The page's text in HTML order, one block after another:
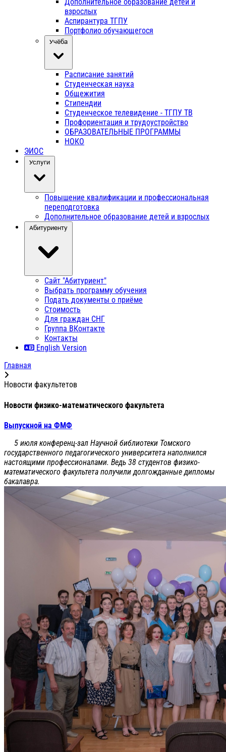
Дополнительное образование детей и
взрослых
Аспирантура ТГПУ
Портфолио обучающегося
Учёба
Расписание занятий
Студенческая наука
Общежития
Стипендии
Студенческое телевидение - ТГПУ ТВ
Профориентация и трудоустройство
ОБРАЗОВАТЕЛЬНЫЕ ПРОГРАММЫ
НОКО
ЭИОС
Услуги
Повышение квалификации и профессиональная
переподготовка
Дополнительное образование детей и взрослых
Абитуриенту
Сайт "Абитуриент"
Выбрать программу обучения
Подать документы о приёме
Стоимость
Для граждан СНГ
Группа ВКонтакте
Контакты
English Version
Главная
Новости факультетов
Новости физико-математического факультета
Выпускной на ФМФ
5 июля конференц-зал Научной библиотеки Томского
государственного педагогического университета наполнился
настоящими профессионалами. Ведь 38 студентов физико-
математического факультета получили долгожданные дипломы
бакалавра.